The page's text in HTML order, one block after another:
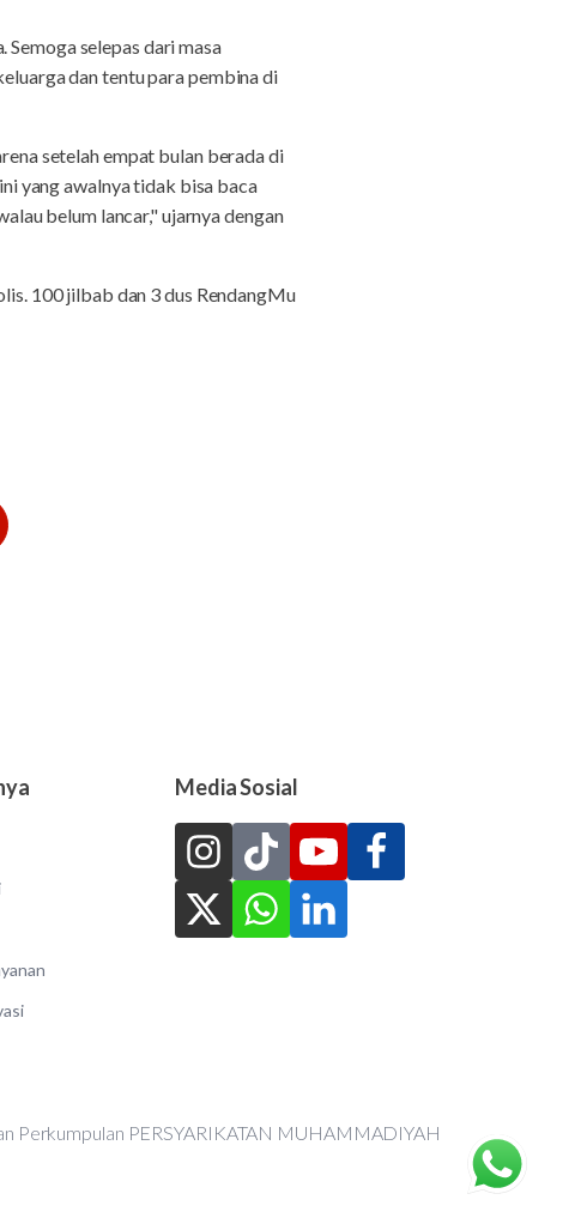
selepas dari masa
dan tentu para pembina di
setelah empat bulan berada di
yang awalnya tidak bisa baca
belum lancar," ujarnya dengan
100 jilbab dan 3 dus RendangMu
Media Sosial
Perkumpulan PERSYARIKATAN MUHAMMADIYAH